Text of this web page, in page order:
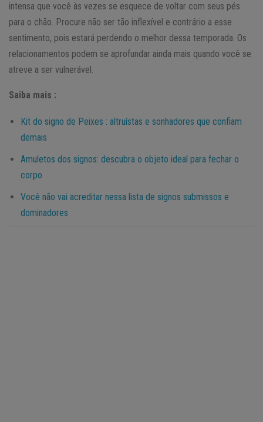
intensa que você às vezes se esquece de voltar com seus pés
para o chão. Procure não ser tão inflexível e contrário a esse
sentimento, pois estará perdendo o melhor dessa temporada. Os
relacionamentos podem se aprofundar ainda mais quando você se
atreve a ser vulnerável.
Saiba mais :
Kit do signo de Peixes : altruístas e sonhadores que confiam
demais
Amuletos dos signos: descubra o objeto ideal para fechar o
corpo
Você não vai acreditar nessa lista de signos submissos e
dominadores